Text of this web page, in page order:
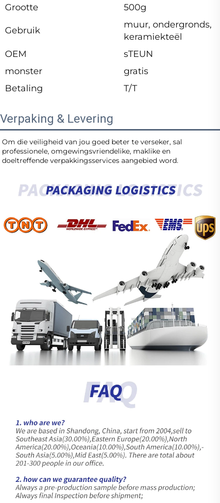
Grootte
500g
Gebruik
muur, ondergronds,
keramiekteël
OEM
sTEUN
monster
gratis
Betaling
T/T
Verpaking & Levering
Om die veiligheid van jou goed beter te verseker, sal
professionele, omgewingsvriendelike, maklike en
doeltreffende verpakkingsservices aangebied word.